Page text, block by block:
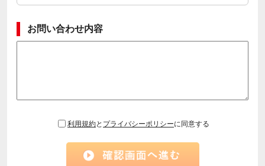
お問い合わせ内容
利用規約と プライバシーポリシーに同意する